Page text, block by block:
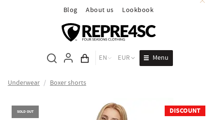
Blog About us Lookbook
Cart total
EN EUR Menu
Underwear / Boxer shorts
SOLD OUT DISCOUNT